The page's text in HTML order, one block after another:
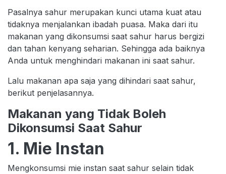
Pasalnya sahur merupakan kunci utama kuat atau
tidaknya menjalankan ibadah puasa. Maka dari itu
makanan yang dikonsumsi saat sahur harus bergizi
dan tahan kenyang seharian. Sehingga ada baiknya
Anda untuk menghindari makanan ini saat sahur.
Lalu makanan apa saja yang dihindari saat sahur,
berikut penjelasannya.
Makanan yang Tidak Boleh
Dikonsumsi Saat Sahur
1. Mie Instan
Mengkonsumsi mie instan saat sahur selain tidak